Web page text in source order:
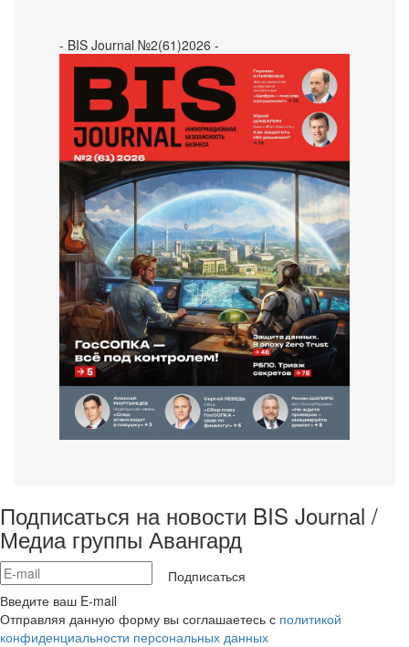
- BIS Journal №2(61)2026 -
Подписаться на новости BIS Journal /
Медиа группы Авангард
Подписаться
Введите ваш E-mail
Отправляя данную форму вы соглашаетесь с политикой
конфиденциальности персональных данных